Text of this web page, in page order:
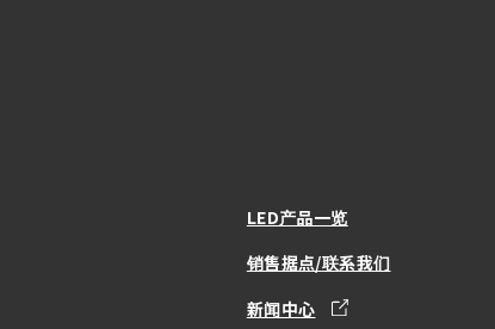
LED产品一览
销售据点/联系我们
新闻中心